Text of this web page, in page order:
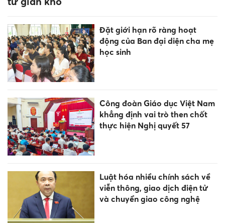
sắp xếp cơ sở giáo dục trước
ngày 30/8
GIỎI, cuối tuần này 8-9/8 chúc
mừng 3 tuổi có vận trình rực
rỡ, làm ăn LỘC lá mạnh nhất!
thị trường lao động bền vững